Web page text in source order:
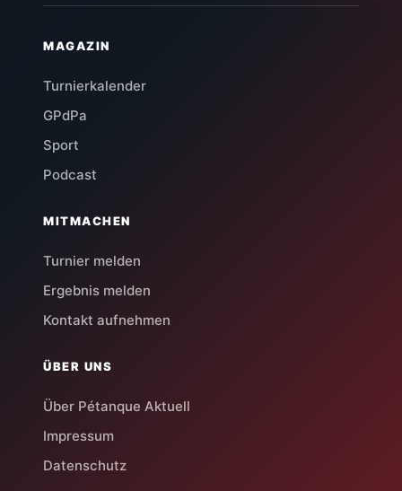
MAGAZIN
Turnierkalender
GPdPa
Sport
Podcast
MITMACHEN
Turnier melden
Ergebnis melden
Kontakt aufnehmen
ÜBER UNS
Über Pétanque Aktuell
Impressum
Datenschutz